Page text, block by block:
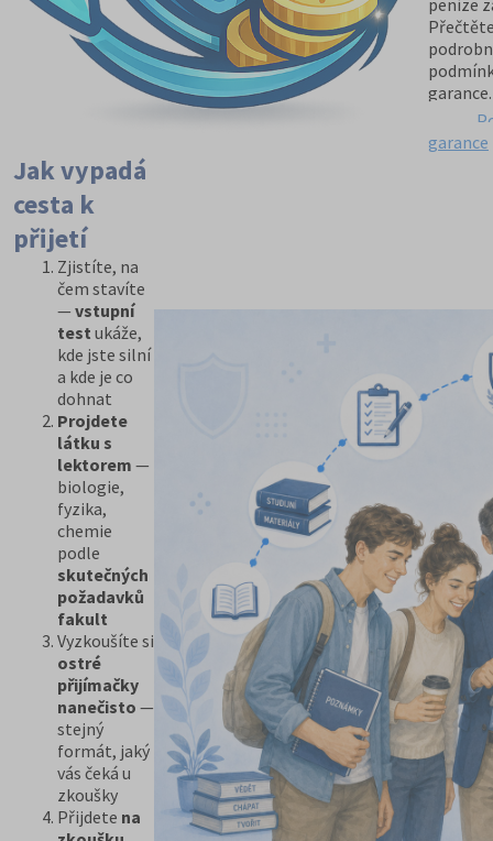
peníze
garance.
garance
Jak vypadá
cesta k
přijetí
Zjistíte, na
čem stavíte
— vstupní
test ukáže,
kde jste silní
a kde je co
dohnat
Projdete
látku s
lektorem —
biologie,
fyzika,
chemie
podle
skutečných
požadavků
fakult
Vyzkoušíte si
ostré
přijímačky
nanečisto —
stejný
formát, jaký
vás čeká u
zkoušky
Přijdete na